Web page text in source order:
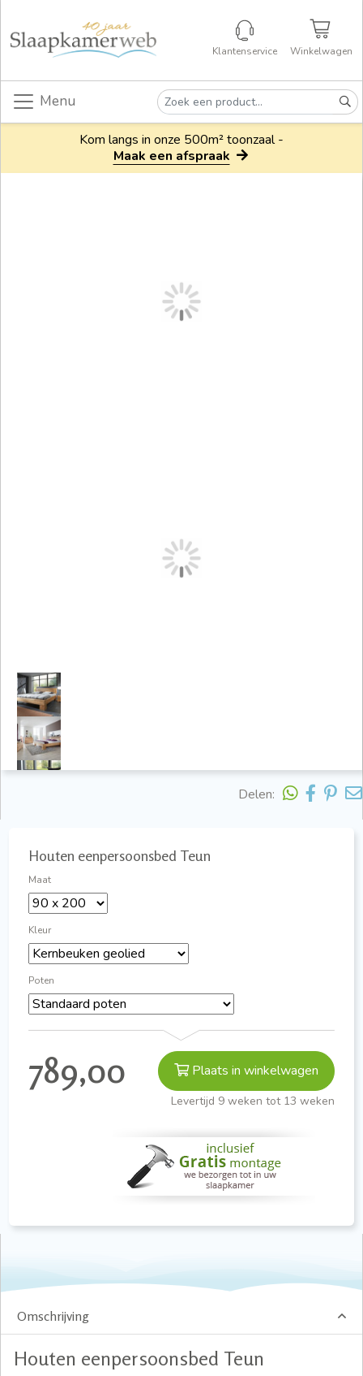
Klantenservice Winkelwagen
Menu
Kom langs in onze 500m² toonzaal -
Maak een afspraak
Delen:
Houten eenpersoonsbed Teun
Maat
Kleur
Poten
789,00 Plaats in winkelwagen
Levertijd 9 weken tot 13 weken
Omschrijving
Houten eenpersoonsbed Teun